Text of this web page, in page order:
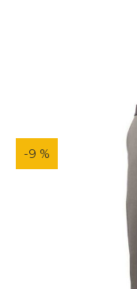
-9 %